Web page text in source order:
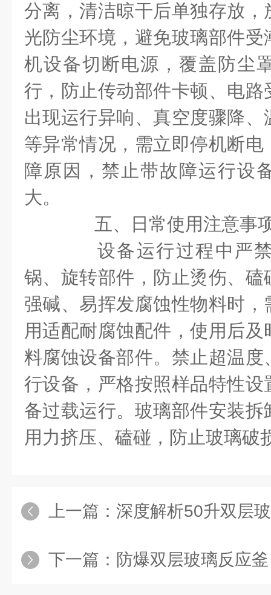
分离，清洁晾干后单独存放
光防尘环境，避免玻璃部件
机设备切断电源，覆盖防尘
行，防止传动部件卡顿、电
出现运行异响、真空度骤降
等异常情况，需立即停机断
障原因，禁止带故障运行设
大。
五、日常使用注意事
设备运行过程中严禁
锅、旋转部件，防止烫伤、
强碱、易挥发腐蚀性物料时
用适配耐腐蚀配件，使用后
料腐蚀设备部件。禁止超温
行设备，严格按照样品特性
备过载运行。玻璃部件安装
用力挤压、磕碰，防止玻璃破
上一篇： 深度解析50升双层玻
下一篇： 防爆双层玻璃反应釜：化